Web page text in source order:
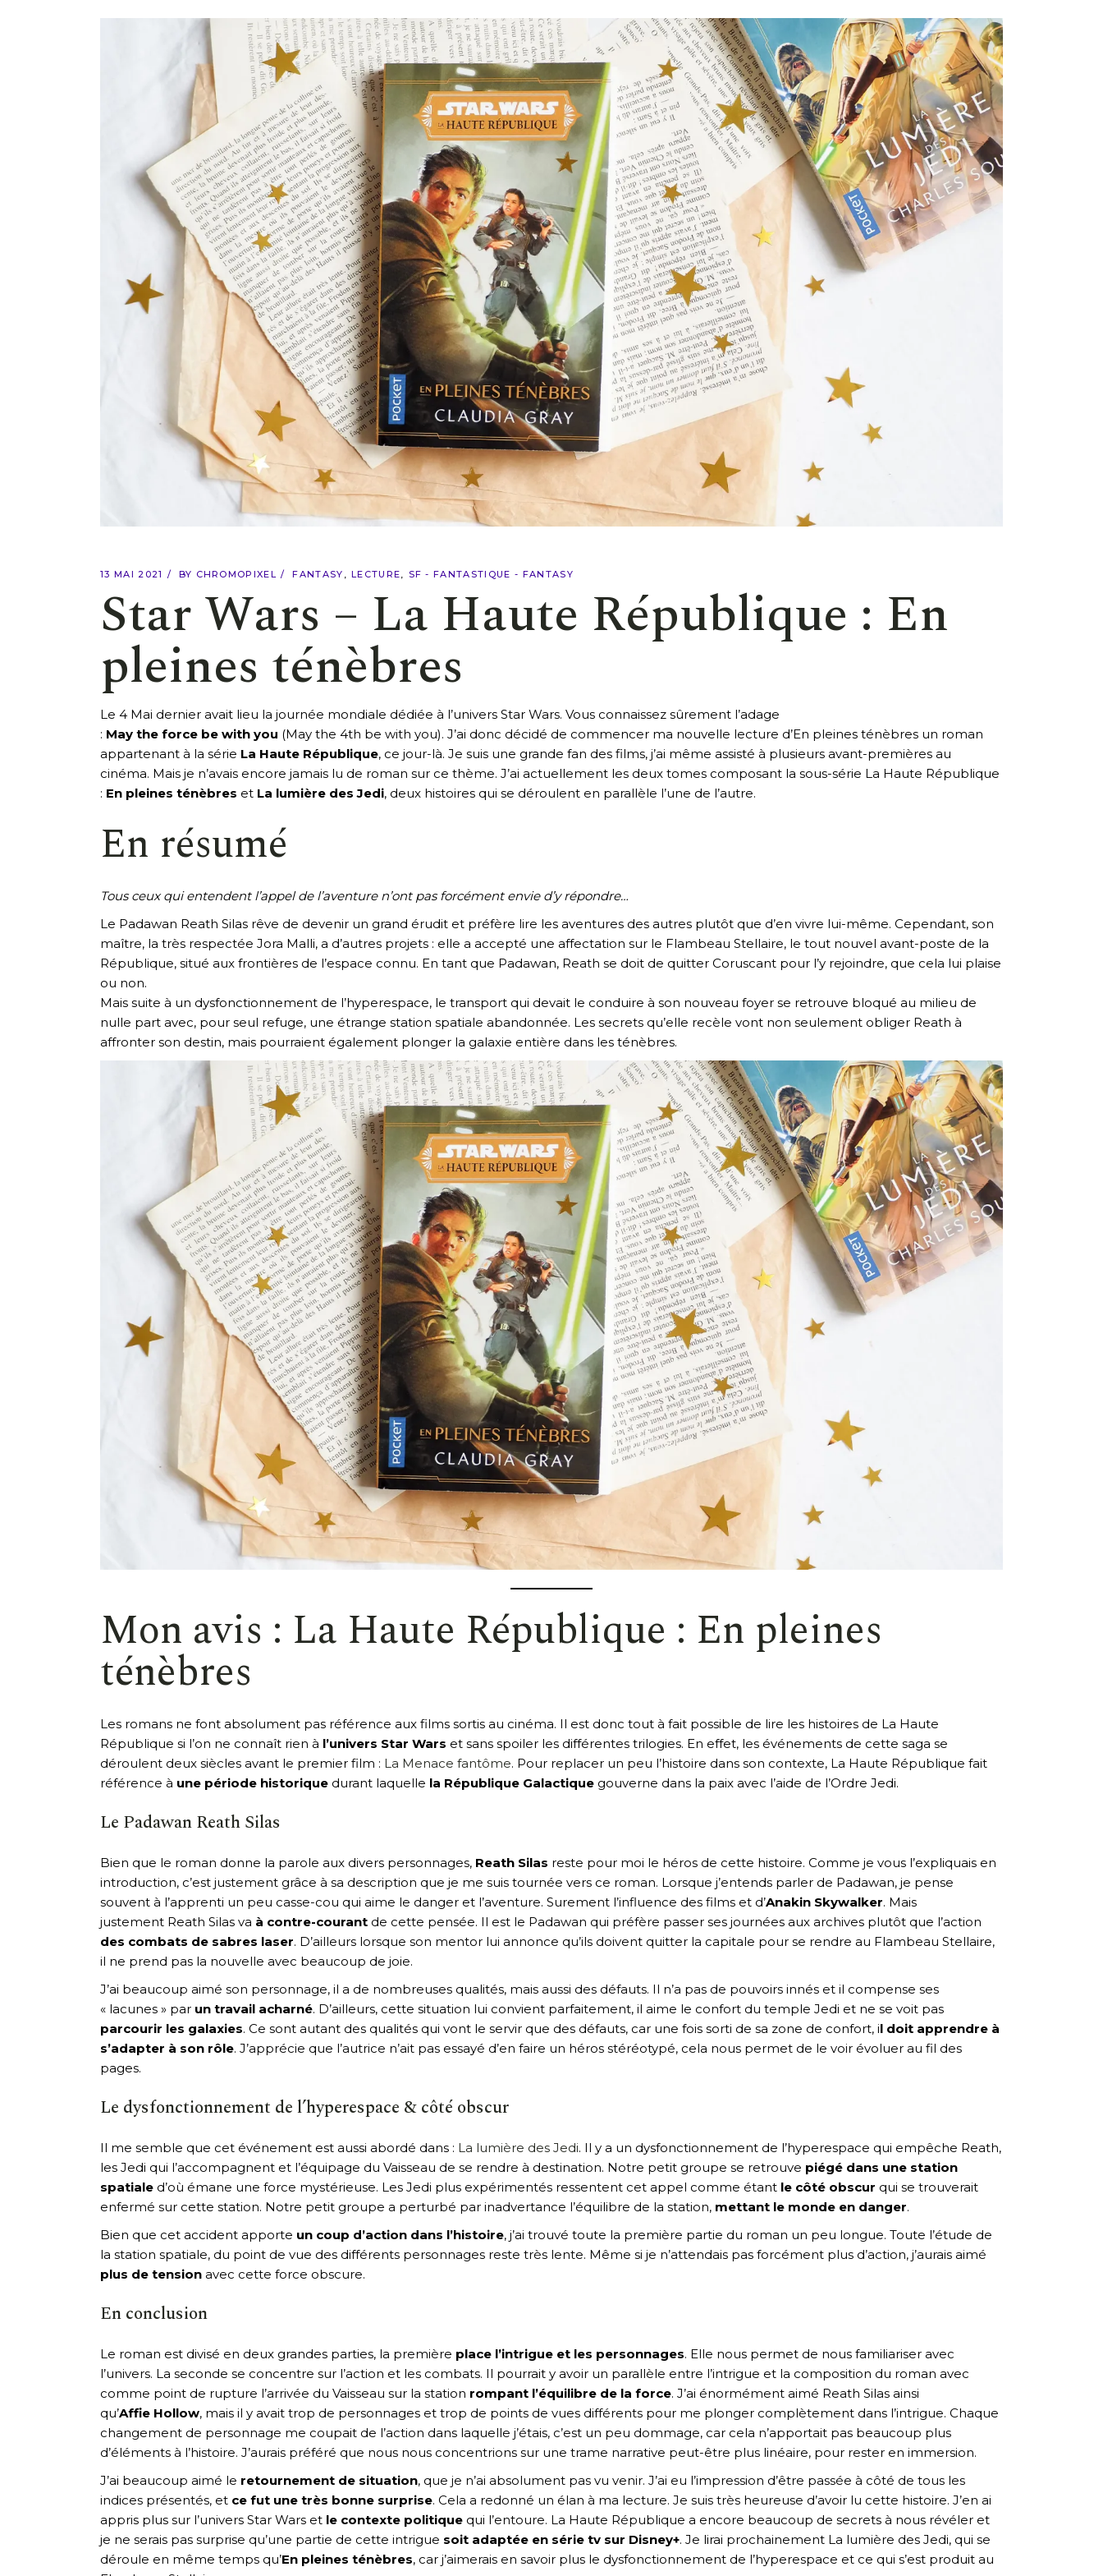
Romans Graphiques
SF – Fantastique –
Fantasy
Challenges Littéraires
13 MAI 2021 BY CHROMOPIXEL FANTASY LECTURE SF - FANTASTIQUE - FANTASY
Star Wars – La Haute République : En
pleines ténèbres
Le 4 Mai dernier avait lieu la journée mondiale dédiée à l’univers Star Wars. Vous connaissez sûrement l’adage
: May the force be with you (May the 4th be with you). J’ai donc décidé de commencer ma nouvelle lecture d’En pleines ténèbres un roman
appartenant à la série La Haute République, ce jour-là. Je suis une grande fan des films, j’ai même assisté à plusieurs avant-premières au
cinéma. Mais je n’avais encore jamais lu de roman sur ce thème. J’ai actuellement les deux tomes composant la sous-série La Haute République
: En pleines ténèbres et La lumière des Jedi, deux histoires qui se déroulent en parallèle l’une de l’autre.
En résumé
Tous ceux qui entendent l’appel de l’aventure n’ont pas forcément envie d’y répondre…
Le Padawan Reath Silas rêve de devenir un grand érudit et préfère lire les aventures des autres plutôt que d’en vivre lui-même. Cependant, son
maître, la très respectée Jora Malli, a d’autres projets : elle a accepté une affectation sur le Flambeau Stellaire, le tout nouvel avant-poste de la
République, situé aux frontières de l’espace connu. En tant que Padawan, Reath se doit de quitter Coruscant pour l’y rejoindre, que cela lui plaise
ou non.
Mais suite à un dysfonctionnement de l’hyperespace, le transport qui devait le conduire à son nouveau foyer se retrouve bloqué au milieu de
nulle part avec, pour seul refuge, une étrange station spatiale abandonnée. Les secrets qu’elle recèle vont non seulement obliger Reath à
affronter son destin, mais pourraient également plonger la galaxie entière dans les ténèbres.
Mon avis : La Haute République : En pleines
ténèbres
Les romans ne font absolument pas référence aux films sortis au cinéma. Il est donc tout à fait possible de lire les histoires de La Haute
République si l’on ne connaît rien à l’univers Star Wars et sans spoiler les différentes trilogies. En effet, les événements de cette saga se
déroulent deux siècles avant le premier film : La Menace fantôme. Pour replacer un peu l’histoire dans son contexte, La Haute République fait
référence à une période historique durant laquelle la République Galactique gouverne dans la paix avec l’aide de l’Ordre Jedi.
Le Padawan Reath Silas
Bien que le roman donne la parole aux divers personnages, Reath Silas reste pour moi le héros de cette histoire. Comme je vous l’expliquais en
introduction, c’est justement grâce à sa description que je me suis tournée vers ce roman. Lorsque j’entends parler de Padawan, je pense
souvent à l’apprenti un peu casse-cou qui aime le danger et l’aventure. Surement l’influence des films et d’Anakin Skywalker. Mais
justement Reath Silas va à contre-courant de cette pensée. Il est le Padawan qui préfère passer ses journées aux archives plutôt que l’action
des combats de sabres laser. D’ailleurs lorsque son mentor lui annonce qu’ils doivent quitter la capitale pour se rendre au Flambeau Stellaire,
il ne prend pas la nouvelle avec beaucoup de joie.
J’ai beaucoup aimé son personnage, il a de nombreuses qualités, mais aussi des défauts. Il n’a pas de pouvoirs innés et il compense ses
« lacunes » par un travail acharné. D’ailleurs, cette situation lui convient parfaitement, il aime le confort du temple Jedi et ne se voit pas
parcourir les galaxies. Ce sont autant des qualités qui vont le servir que des défauts, car une fois sorti de sa zone de confort, il doit apprendre à
s’adapter à son rôle. J’apprécie que l’autrice n’ait pas essayé d’en faire un héros stéréotypé, cela nous permet de le voir évoluer au fil des
pages.
Le dysfonctionnement de l’hyperespace & côté obscur
Il me semble que cet événement est aussi abordé dans : La lumière des Jedi. Il y a un dysfonctionnement de l’hyperespace qui empêche Reath,
les Jedi qui l’accompagnent et l’équipage du Vaisseau de se rendre à destination. Notre petit groupe se retrouve piégé dans une station
spatiale d’où émane une force mystérieuse. Les Jedi plus expérimentés ressentent cet appel comme étant le côté obscur qui se trouverait
enfermé sur cette station. Notre petit groupe a perturbé par inadvertance l’équilibre de la station, mettant le monde en danger.
Bien que cet accident apporte un coup d’action dans l’histoire, j’ai trouvé toute la première partie du roman un peu longue. Toute l’étude de
la station spatiale, du point de vue des différents personnages reste très lente. Même si je n’attendais pas forcément plus d’action, j’aurais aimé
plus de tension avec cette force obscure.
En conclusion
Le roman est divisé en deux grandes parties, la première place l’intrigue et les personnages. Elle nous permet de nous familiariser avec
l’univers. La seconde se concentre sur l’action et les combats. Il pourrait y avoir un parallèle entre l’intrigue et la composition du roman avec
comme point de rupture l’arrivée du Vaisseau sur la station rompant l’équilibre de la force. J’ai énormément aimé Reath Silas ainsi
qu’Affie Hollow, mais il y avait trop de personnages et trop de points de vues différents pour me plonger complètement dans l’intrigue. Chaque
changement de personnage me coupait de l’action dans laquelle j’étais, c’est un peu dommage, car cela n’apportait pas beaucoup plus
d’éléments à l’histoire. J’aurais préféré que nous nous concentrions sur une trame narrative peut-être plus linéaire, pour rester en immersion.
J’ai beaucoup aimé le retournement de situation, que je n’ai absolument pas vu venir. J’ai eu l’impression d’être passée à côté de tous les
indices présentés, et ce fut une très bonne surprise. Cela a redonné un élan à ma lecture. Je suis très heureuse d’avoir lu cette histoire. J’en ai
appris plus sur l’univers Star Wars et le contexte politique qui l’entoure. La Haute République a encore beaucoup de secrets à nous révéler et
je ne serais pas surprise qu’une partie de cette intrigue soit adaptée en série tv sur Disney+. Je lirai prochainement La lumière des Jedi, qui se
déroule en même temps qu’En pleines ténèbres, car j’aimerais en savoir plus le dysfonctionnement de l’hyperespace et ce qui s’est produit au